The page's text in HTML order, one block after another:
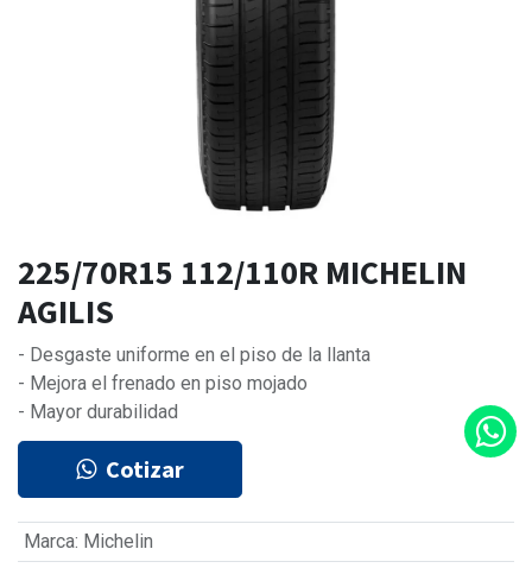
225/70R15 112/110R MICHELIN
AGILIS
- Desgaste uniforme en el piso de la llanta
- Mejora el frenado en piso mojado
- Mayor durabilidad
Cotizar
Marca: Michelin